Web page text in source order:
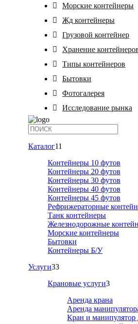
Морские контейнеры
Жд контейнеры
Грузовой контейнер
Хранение
Tипы контейнеров
Бытовки
Фотогалерея
Исследование рынка
Каталог11
Контейнеры 10 футов
Контейнеры 20 футов
Контейнеры 30 футов
Контейнеры 40 футов
Контейнеры 45 футов
Рефрижераторные
Танк контейнеры
Железнодорожные
Морские контейнеры
Бытовки
Контейнеры Б/У
Услуги33
Крановые услуги3
Аренда крана
Аренда
Кран и манипулятор